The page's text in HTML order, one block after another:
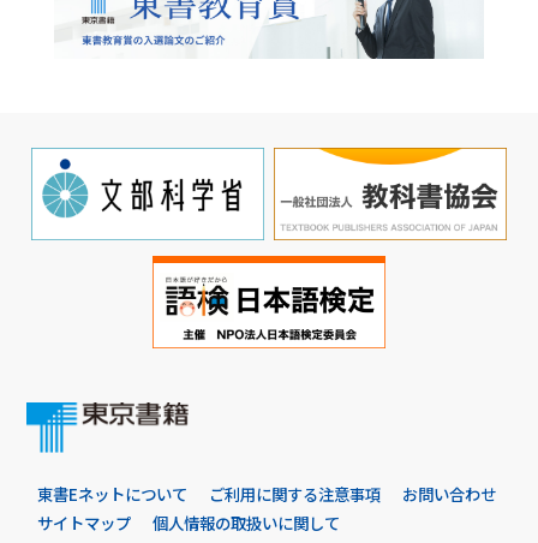
東書Eネットについて ご利用に関する注意事項
お問い合わせ
サイトマップ
個人情報の取扱いに関して